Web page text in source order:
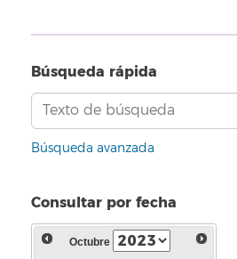
Búsqueda rápida
Búsqueda avanzada
Consultar por fecha
Octubre